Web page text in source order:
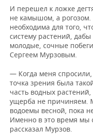
И перешел к ложке
не камышом, а рогозом.
необходима для того,
систему растений,
молодые, сочные
Сергеем Мурзовым.
— Когда меня
точка зрения была
часть водных
ущерба не причиняем.
водоемы весной, пока
Именно в это время мы
рассказал Мурзов.